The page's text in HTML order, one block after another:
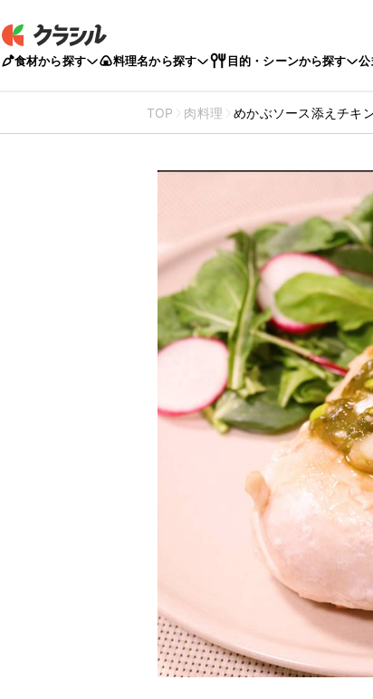
食材から探す 料理名から探す 目的・シーンから探す
TOP 肉料理 めかぶソース添えチキ